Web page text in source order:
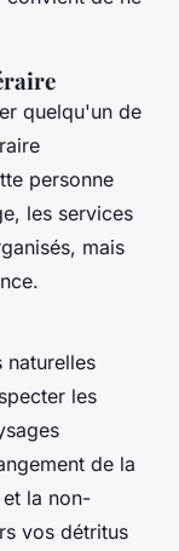
quelqu'un de
personne
les services
mais
naturelles
les
de la
la non-
vos détritus